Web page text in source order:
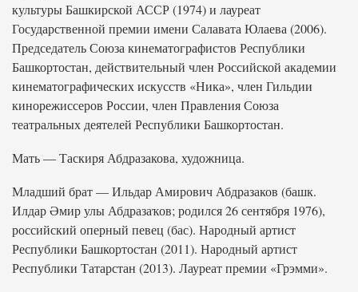
культуры Башкирской АССР (1974) и лауреат
Государственной премии имени Салавата Юлаева (2006).
Председатель Союза кинематографистов Республики
Башкортостан, действительный член Российской академии
кинематографических искусств «Ника», член Гильдии
кинорежиссеров России, член Правления Союза
театральных деятелей Республики Башкортостан.
Мать — Таскиря Абдразакова, художница.
Младший брат — Ильдар Амирович Абдразаков (башк.
Илдар Әмир улы Абдразаҡов; родился 26 сентября 1976),
российский оперный певец (бас). Народный артист
Республики Башкортостан (2011). Народный артист
Республики Татарстан (2013). Лауреат премии «Грэмми».